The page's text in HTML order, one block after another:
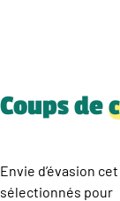
Coups de
Envie d’évasion
sélectionnés pour